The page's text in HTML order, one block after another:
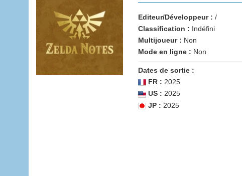
Editeur/Développeur : /
Classification : Indéfini
Multijoueur : Non
Mode en ligne : Non
Dates de sortie :
FR : 2025
US : 2025
JP : 2025